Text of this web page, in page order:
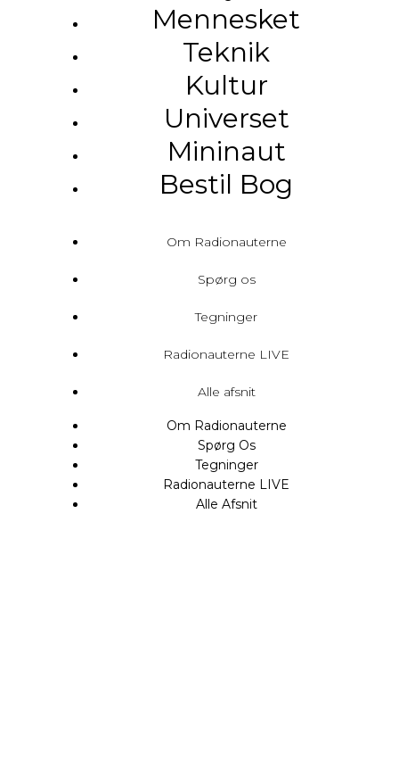
Mennesket
Teknik
Kultur
Universet
Mininaut
Bestil Bog
Om Radionauterne
Spørg os
Tegninger
Radionauterne LIVE
Alle afsnit
Om Radionauterne
Spørg Os
Tegninger
Radionauterne LIVE
Alle Afsnit